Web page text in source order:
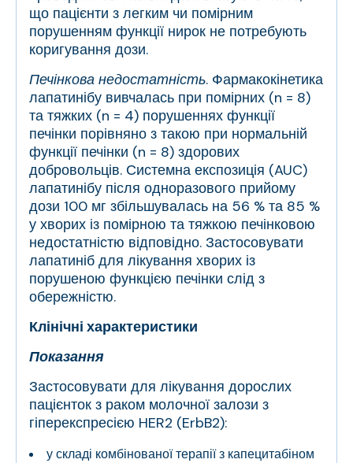
що пацієнти з легким чи помірним
порушенням функції нирок не потребують
коригування дози.
Печінкова недостатність. Фармакокінетика
лапатинібу вивчалась при помірних (n = 8)
та тяжких (n = 4) порушеннях функції
печінки порівняно з такою при нормальній
функції печінки (n = 8) здорових
добровольців. Системна експозиція (AUC)
лапатинібу після одноразового прийому
дози 100 мг збільшувалась на 56 % та 85 %
у хворих із помірною та тяжкою печінковою
недостатністю відповідно. Застосовувати
лапатиніб для лікування хворих із
порушеною функцією печінки слід з
обережністю.
Клінічні характеристики
Показання
Застосовувати для лікування дорослих
пацієнток з раком молочної залози з
гіперекспресією HER2 (ErbB2):
у складі комбінованої терапії з капецитабіном